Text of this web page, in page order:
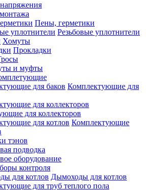
Пены, герметики
Резьбовые уплотнители
Хомуты
Прокладки
и муфты
Комплектующие для
для коллекторов
Комплектующие
тэнов
подводка
оборудование
контроля
Дымоходы для котлов